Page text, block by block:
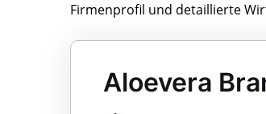
Firmenprofil und detaillierte
Aloevera